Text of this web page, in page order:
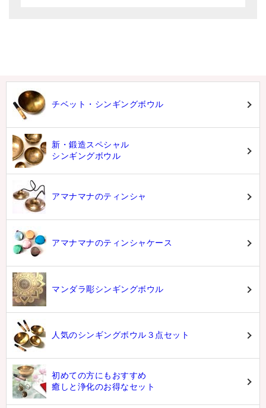
チベット・シンギングボウル
新・鍛造スペシャル
シンギングボウル
アマナマナのティンシャ
アマナマナのティンシャケース
マンダラ彫シンギングボウル
人気のシンギングボウル３点セット
初めての方にもおすすめ
癒しと浄化のお得なセット